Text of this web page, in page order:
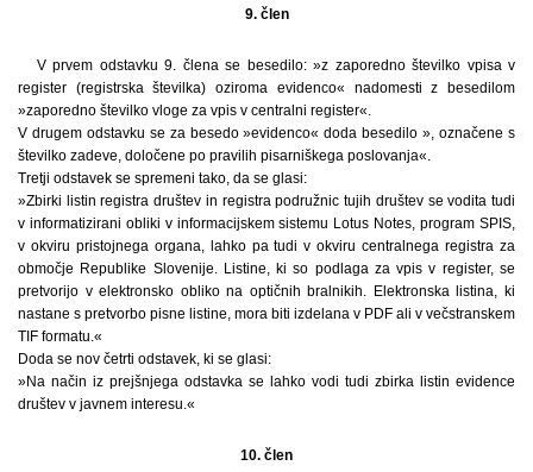
9. člen
V prvem odstavku 9. člena se besedilo: »z zaporedno številko vpisa v
register (registrska številka) oziroma evidenco« nadomesti z besedilom
»zaporedno številko vloge za vpis v centralni register«.
V drugem odstavku se za besedo »evidenco« doda besedilo », označene s
številko zadeve, določene po pravilih pisarniškega poslovanja«.
Tretji odstavek se spremeni tako, da se glasi:
»Zbirki listin registra društev in registra podružnic tujih društev se vodita tudi
v informatizirani obliki v informacijskem sistemu Lotus Notes, program SPIS,
v okviru pristojnega organa, lahko pa tudi v okviru centralnega registra za
območje Republike Slovenije. Listine, ki so podlaga za vpis v register, se
pretvorijo v elektronsko obliko na optičnih bralnikih. Elektronska listina, ki
nastane s pretvorbo pisne listine, mora biti izdelana v PDF ali v večstranskem
TIF formatu.«
Doda se nov četrti odstavek, ki se glasi:
»Na način iz prejšnjega odstavka se lahko vodi tudi zbirka listin evidence
društev v javnem interesu.«
10. člen